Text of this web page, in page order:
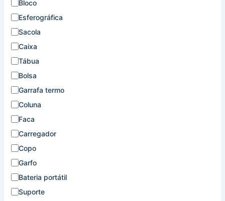
Bloco
Esferográfica
Sacola
Caixa
Tábua
Bolsa
Garrafa termo
Coluna
Faca
Carregador
Copo
Garfo
Bateria portátil
Suporte